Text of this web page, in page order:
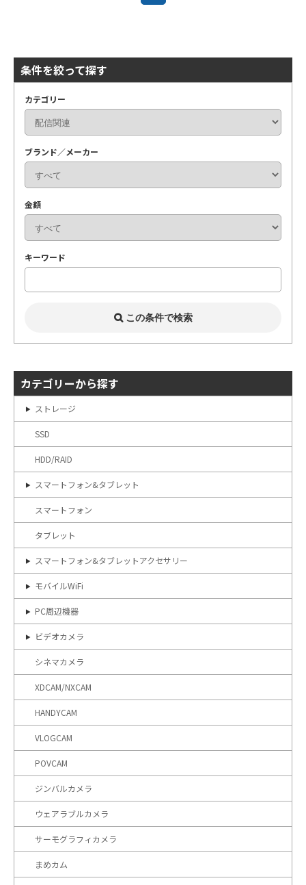
条件を絞って探す
カテゴリー
ブランド／メーカー
金額
キーワード
カテゴリーから探す
ストレージ
SSD
HDD/RAID
スマートフォン&タブレット
スマートフォン
タブレット
スマートフォン&タブレットアクセサリー
モバイルWiFi
PC周辺機器
ビデオカメラ
シネマカメラ
XDCAM/NXCAM
HANDYCAM
VLOGCAM
POVCAM
ジンバルカメラ
ウェアラブルカメラ
サーモグラフィカメラ
まめカム